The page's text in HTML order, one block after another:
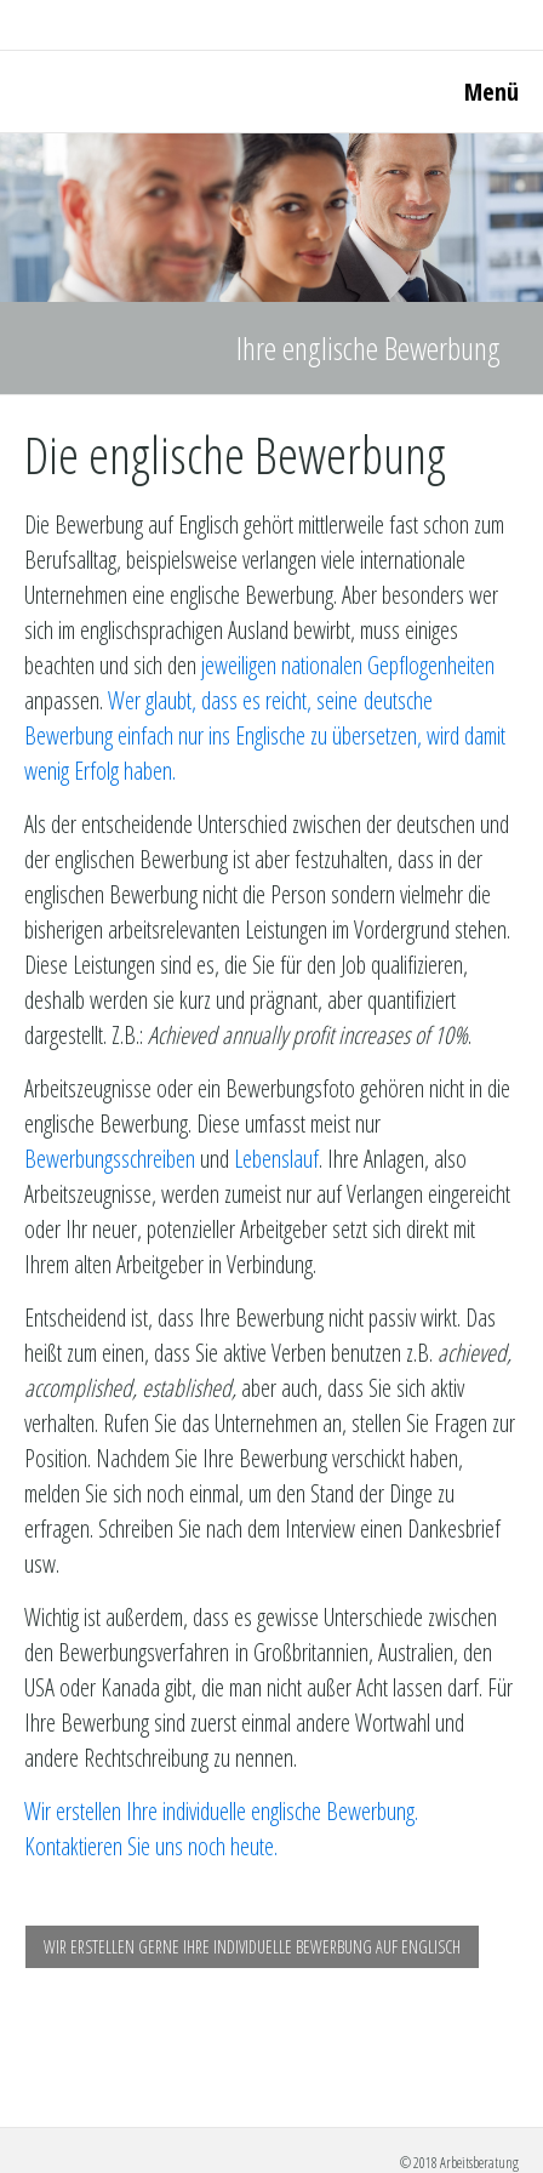
Menü
Ihre englische Bewerbung
Die englische Bewerbung
Die Bewerbung auf Englisch gehört mittlerweile fast schon zum
Berufsalltag, beispielsweise verlangen viele internationale
Unternehmen eine englische Bewerbung. Aber besonders wer
sich im englischsprachigen Ausland bewirbt, muss einiges
beachten und sich den jeweiligen nationalen Gepflogenheiten
anpassen.Wer glaubt, dass es reicht, seine deutsche
Bewerbung einfach nur ins Englische zu übersetzen, wird damit
wenig Erfolg haben.
Als der entscheidende Unterschied zwischen der deutschen und
der englischen Bewerbung ist aber festzuhalten, dass in der
englischen Bewerbung nicht die Person sondern vielmehr die
bisherigen arbeitsrelevanten Leistungen im Vordergrund stehen.
Diese Leistungen sind es, die Sie für den Job qualifizieren,
deshalb werden sie kurz und prägnant, aber quantifiziert
dargestellt. Z.B.:Achieved annually profit increases of 10%.
Arbeitszeugnisse oder ein Bewerbungsfoto gehören nicht in die
englische Bewerbung. Diese umfasst meist nur
Bewerbungsschreiben und Lebenslauf. Ihre Anlagen, also
Arbeitszeugnisse, werden zumeist nur auf Verlangen eingereicht
oder Ihr neuer, potenzieller Arbeitgeber setzt sich direkt mit
Ihrem alten Arbeitgeber in Verbindung.
Entscheidend ist, dass Ihre Bewerbung nicht passiv wirkt. Das
heißt zum einen, dass Sie aktive Verben benutzen z.B. achieved,
accomplished, established,aber auch, dass Sie sich aktiv
verhalten. Rufen Sie das Unternehmen an, stellen Sie Fragen zur
Position. Nachdem Sie Ihre Bewerbung verschickt haben,
melden Sie sich noch einmal, um den Stand der Dinge zu
erfragen. Schreiben Sie nach dem Interview einen Dankesbrief
usw.
Wichtig ist außerdem, dass es gewisse Unterschiede zwischen
den Bewerbungsverfahren in Großbritannien, Australien, den
USA oder Kanada gibt, die man nicht außer Acht lassen darf. Für
Ihre Bewerbung sind zuerst einmal andere Wortwahl und
andere Rechtschreibung zu nennen.
Wir erstellen Ihre individuelle englische Bewerbung.
Kontaktieren Sie uns noch heute.
WIR ERSTELLEN GERNE IHRE INDIVIDUELLE BEWERBUNG AUF ENGLISCH
© 2018 Arbeitsberatung